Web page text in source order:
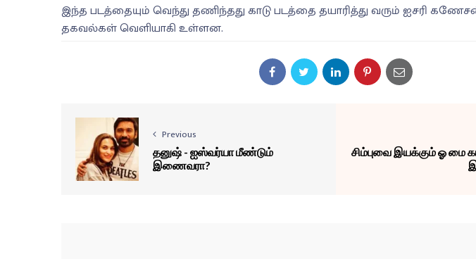
இந்த படத்தையும் வெந்து தணிந்தது காடு படத்தை தயாரித்து வரும் ஐசரி
தகவல்கள் வெளியாகி உள்ளன.
Previous
தனுஷ் - ஐஸ்வர்யா மீண்டும்
இணைவரா?
சிம்புவை இயக்கும் ஓ மை